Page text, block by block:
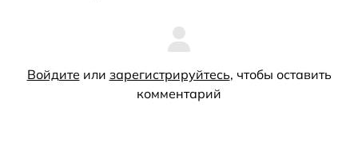
Войдите или зарегистрируйтесь, чтобы оставить
комментарий